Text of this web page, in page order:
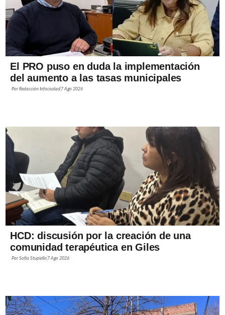
El PRO puso en duda la implementación
del aumento a las tasas municipales
PorRedacción Infociudad 7 Ago 2026
HCD: discusión por la creación de una
comunidad terapéutica en Giles
PorSofía Stupiello 7 Ago 2026